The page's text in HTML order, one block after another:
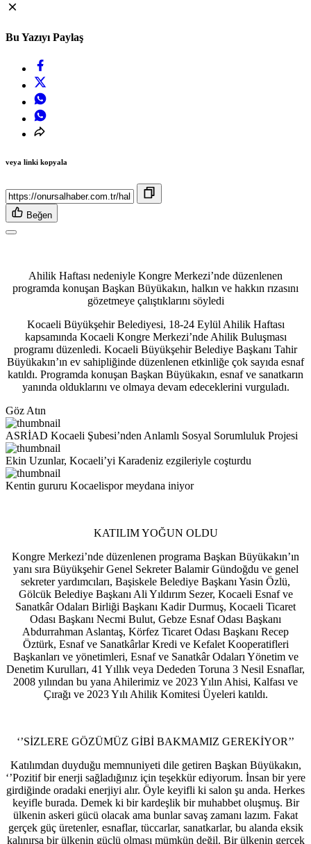
Bu Yazıyı Paylaş
veya linki kopyala
Beğen
Ahilik Haftası nedeniyle Kongre Merkezi’nde düzenlenen
programda konuşan Başkan Büyükakın, halkın ve hakkın rızasını
gözetmeye çalıştıklarını söyledi
Kocaeli Büyükşehir Belediyesi, 18-24 Eylül Ahilik Haftası
kapsamında Kocaeli Kongre Merkezi’nde Ahilik Buluşması
programı düzenledi. Kocaeli Büyükşehir Belediye Başkanı Tahir
Büyükakın’ın ev sahipliğinde düzenlenen etkinliğe çok sayıda esnaf
katıldı. Programda konuşan Başkan Büyükakın, esnaf ve sanatkarın
yanında olduklarını ve olmaya devam edeceklerini vurguladı.
Göz Atın
ASRİAD Kocaeli Şubesi’nden Anlamlı Sosyal Sorumluluk Projesi
Ekin Uzunlar, Kocaeli’yi Karadeniz ezgileriyle coşturdu
Kentin gururu Kocaelispor meydana iniyor
KATILIM YOĞUN OLDU
Kongre Merkezi’nde düzenlenen programa Başkan Büyükakın’ın
yanı sıra Büyükşehir Genel Sekreter Balamir Gündoğdu ve genel
sekreter yardımcıları, Başiskele Belediye Başkanı Yasin Özlü,
Gölcük Belediye Başkanı Ali Yıldırım Sezer, Kocaeli Esnaf ve
Sanatkâr Odaları Birliği Başkanı Kadir Durmuş, Kocaeli Ticaret
Odası Başkanı Necmi Bulut, Gebze Esnaf Odası Başkanı
Abdurrahman Aslantaş, Körfez Ticaret Odası Başkanı Recep
Öztürk, Esnaf ve Sanatkârlar Kredi ve Kefalet Kooperatifleri
Başkanları ve yönetimleri, Esnaf ve Sanatkâr Odaları Yönetim ve
Denetim Kurulları, 41 Yıllık veya Dededen Toruna 3 Nesil Esnaflar,
2008 yılından bu yana Ahilerimiz ve 2023 Yılın Ahisi, Kalfası ve
Çırağı ve 2023 Yılı Ahilik Komitesi Üyeleri katıldı.
‘’SİZLERE GÖZÜMÜZ GİBİ BAKMAMIZ GEREKİYOR’’
Katılımdan duyduğu memnuniyeti dile getiren Başkan Büyükakın,
‘’Pozitif bir enerji sağladığınız için teşekkür ediyorum. İnsan bir yere
girdiğinde oradaki enerjiyi alır. Öyle keyifli ki salon şu anda. Herkes
keyifle burada. Demek ki bir kardeşlik bir muhabbet oluşmuş. Bir
ülkenin askeri gücü olacak ama bunlar savaş zamanı lazım. Fakat
gerçek güç üretenler, esnaflar, tüccarlar, sanatkarlar, bu alanda eksik
kalınırsa bir ülkenin güçlü olması mümkün değil. Bir ülkenin gerçek